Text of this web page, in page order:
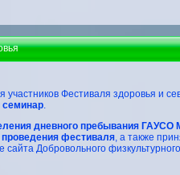
участников Фестиваля здоровья и
семинар.
дневного пребывания
фестиваля, а также
Добровольного